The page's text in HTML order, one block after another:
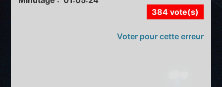
384 vote(s)
Voter pour cette erreur